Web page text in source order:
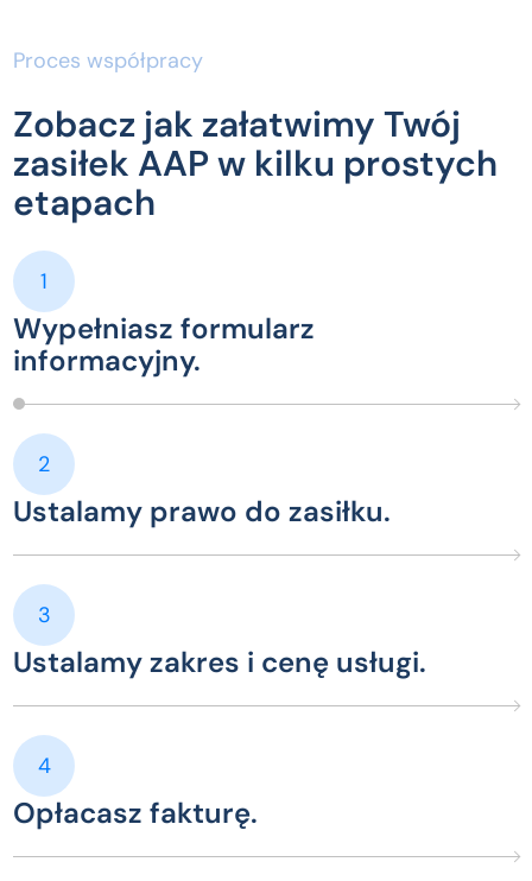
Proces współpracy
Zobacz jak załatwimy Twój
zasiłek AAP w kilku prostych
etapach
1
Wypełniasz formularz
informacyjny.
2
Ustalamy prawo do zasiłku.
3
Ustalamy zakres i cenę usługi.
4
Opłacasz fakturę.